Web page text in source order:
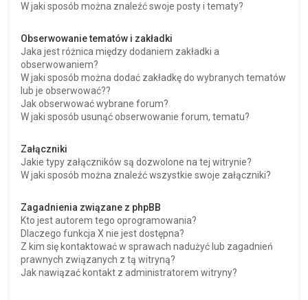
W jaki sposób można znaleźć swoje posty i tematy?
Obserwowanie tematów i zakładki
Jaka jest różnica między dodaniem zakładki a
obserwowaniem?
W jaki sposób można dodać zakładkę do wybranych tematów
lub je obserwować??
Jak obserwować wybrane forum?
W jaki sposób usunąć obserwowanie forum, tematu?
Załączniki
Jakie typy załączników są dozwolone na tej witrynie?
W jaki sposób można znaleźć wszystkie swoje załączniki?
Zagadnienia związane z phpBB
Kto jest autorem tego oprogramowania?
Dlaczego funkcja X nie jest dostępna?
Z kim się kontaktować w sprawach nadużyć lub zagadnień
prawnych związanych z tą witryną?
Jak nawiązać kontakt z administratorem witryny?